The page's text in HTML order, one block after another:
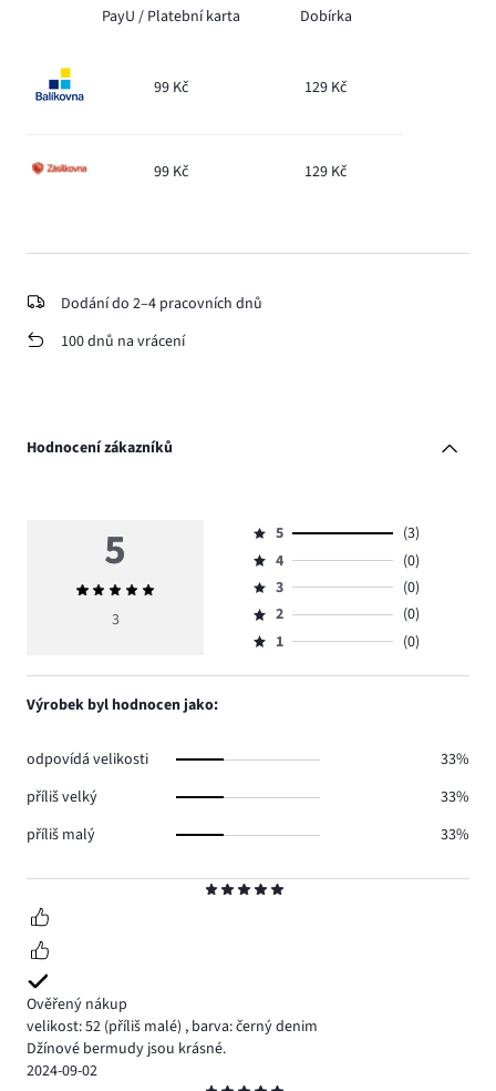
PayU / Platební karta Dobírka
99 Kč 129 Kč
99 Kč 129 Kč
Dodání do 2–4 pracovních dnů
100 dnů na vrácení
Hodnocení zákazníků
5
Ověřený nákup
velikost: 52 (příliš malé) , barva: černý denim
Džínové bermudy jsou krásné.
2024-09-02
5
Průměrné
hodnocení
3
Hodnocení
5,
počet
hlasů
3.
5
(3)
Hodnocení
4,
počet
hlasů
4
(0)
Hodnocení
3,
počet
3
(0)
Hodnocení
2,
2
(0)
Hodnocení
1,
1 (0)
Výrobek byl hodnocen jako:
odpovídá velikosti
33%
příliš velký
33%
příliš malý
33%